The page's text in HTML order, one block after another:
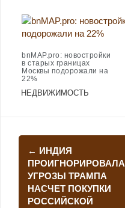
bnMAP.pro: новостройки
в старых границах
Москвы подорожали на
22%
НЕДВИЖИМОСТЬ
Навигация
по
записям
← ИНДИЯ
ПРОИГНОРИРОВАЛА
УГРОЗЫ ТРАМПА
НАСЧЕТ ПОКУПКИ
РОССИЙСКОЙ